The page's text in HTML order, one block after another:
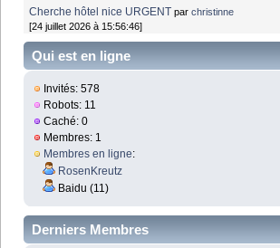
Cherche hôtel nice URGENT parchristinne
[24 juillet 2026 à 15:56:46]
Qui est en ligne
Invités: 578
Robots: 11
Caché: 0
Membres: 1
Membres en ligne:
RosenKreutz
Baidu (11)
Derniers Membres